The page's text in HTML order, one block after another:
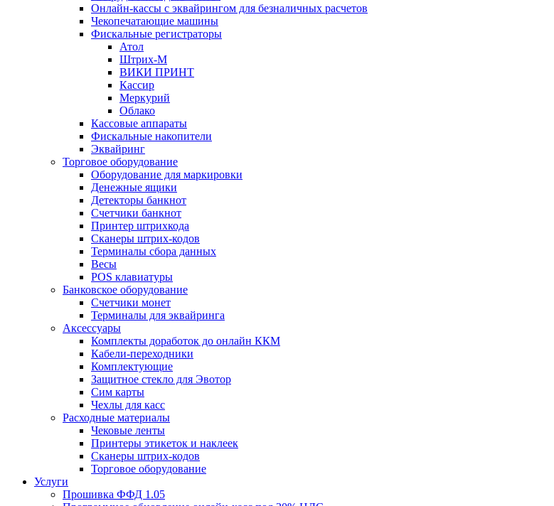
Онлайн-кассы с эквайрингом для безналичных расчетов
Чекопечатающие машины
Фискальные регистраторы
Атол
Штрих-М
ВИКИ ПРИНТ
Кассир
Меркурий
Облако
Кассовые аппараты
Фискальные накопители
Эквайринг
Торговое оборудование
Оборудование для маркировки
Денежные ящики
Детекторы банкнот
Счетчики банкнот
Принтер штрихкода
Сканеры штрих-кодов
Терминалы сбора данных
Весы
POS клавиатуры
Банковское оборудование
Счетчики монет
Терминалы для эквайринга
Аксессуары
Комплекты доработок до онлайн ККМ
Кабели-переходники
Комплектующие
Защитное стекло для Эвотор
Сим карты
Чехлы для касс
Расходные материалы
Чековые ленты
Принтеры этикеток и наклеек
Сканеры штрих-кодов
Торговое оборудование
Услуги
Прошивка ФФД 1.05